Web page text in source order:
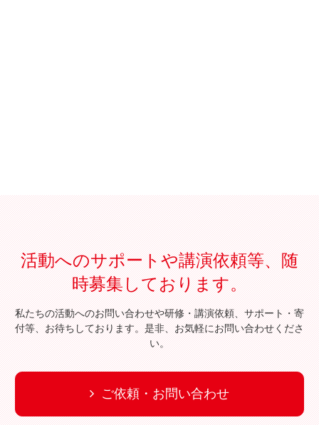
活動へのサポートや講演依頼等、随
時募集しております。
私たちの活動へのお問い合わせや研修・講演依頼、サポート・寄
付等、お待ちしております。是非、お気軽にお問い合わせくださ
い。
ご依頼・お問い合わせ